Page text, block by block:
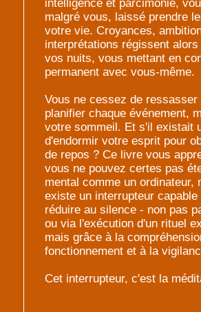
intelligence et parcimonie,
malgré vous, laissé prendre
votre vie. Croyances,
interprétations régissent
vos nuits, vous mettant en
permanent avec vous-même.
Vous ne cessez de ressasser
planifier chaque événement,
votre sommeil. Et s'il existait
d'endormir votre esprit pour
de repos ? Ce livre vous
vous ne pouvez certes pas
mental comme un ordinateur,
existe un interrupteur capable
réduire au silence - non pas
ou via l'exécution d'un rituel
mais grâce à la
fonctionnement et à la
Cet interrupteur, c'est la